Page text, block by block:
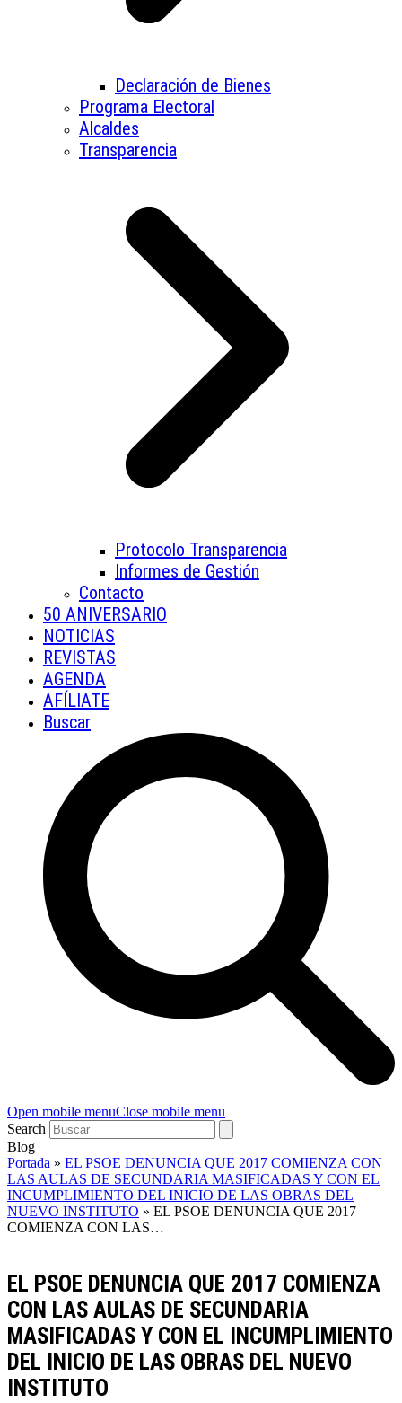
Declaración de Bienes
Programa Electoral
Alcaldes
Transparencia
Protocolo Transparencia
Informes de Gestión
Contacto
50 ANIVERSARIO
NOTICIAS
REVISTAS
AGENDA
AFÍLIATE
Buscar
Open mobile menuClose mobile menu
Search
Blog
Portada » EL PSOE DENUNCIA QUE 2017 COMIENZA CON
LAS AULAS DE SECUNDARIA MASIFICADAS Y CON EL
INCUMPLIMIENTO DEL INICIO DE LAS OBRAS DEL
NUEVO INSTITUTO » EL PSOE DENUNCIA QUE 2017
COMIENZA CON LAS…
EL PSOE DENUNCIA QUE 2017 COMIENZA
CON LAS AULAS DE SECUNDARIA
MASIFICADAS Y CON EL INCUMPLIMIENTO
DEL INICIO DE LAS OBRAS DEL NUEVO
INSTITUTO